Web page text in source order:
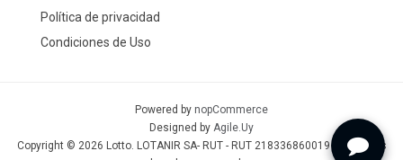
Política de privacidad
Condiciones de Uso
Powered by nopCommerce
Designed by Agile.Uy
Copyright © 2026 Lotto. LOTANIR SA- RUT - RUT 218336860019 - Todos los